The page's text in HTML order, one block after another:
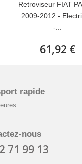
Retroviseur FIAT
2009-2012 -
-...
61,92 €
rapide
nous
71 99 13